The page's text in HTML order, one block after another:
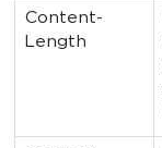
Content-
Length